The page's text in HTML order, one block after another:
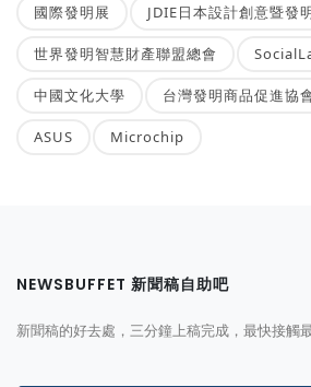
國際發明展 JDIE日本設計創意暨發
世界發明智慧財產聯盟總會
中國文化大學 台灣發明商品促進協
ASUS Microchip
NEWSBUFFET 新聞稿自助吧
新聞稿的好去處，三分鐘上稿完成，最快接觸